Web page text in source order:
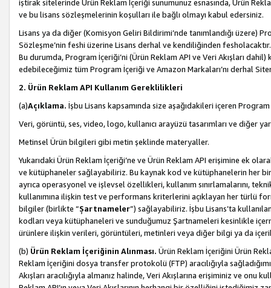
iştirak sitelerinde Ürün Reklam İçeriği sunumunuz esnasında, Ürün
ve bu lisans sözleşmelerinin koşulları ile bağlı olmayı kabul edersiniz.
Lisans ya da diğer (Komisyon Geliri Bildirimi’nde tanımlandığı üzere)
Sözleşme’nin feshi üzerine Lisans derhal ve kendiliğinden
Bu durumda, Program İçeriği’ni (Ürün Reklam API ve Veri Akışları
edebileceğimiz tüm Program İçeriği ve Amazon Markaları’nı derhal
2. Ürün Reklam API Kullanım Gereklilikleri
(a)Açıklama. İşbu Lisans kapsamında size aşağıdakileri içeren
Veri, görüntü, ses, video, logo, kullanıcı arayüzü tasarımları ve diğer
Metinsel Ürün bilgileri gibi metin şeklinde materyaller.
Yukarıdaki Ürün Reklam İçeriği’ne ve Ürün Reklam API erişimine ek
ve kütüphaneler sağlayabiliriz. Bu kaynak kod ve kütüphanelerin her
ayrıca operasyonel ve işlevsel özellikleri, kullanım sınırlamalarını,
kullanımına ilişkin test ve performans kriterlerini açıklayan her türlü
bilgiler (birlikte “Şartnameler”) sağlayabiliriz. İşbu Lisans’ta
kodları veya kütüphaneleri ve sunduğumuz Şartnameleri kesinlikle
ürünlere ilişkin verileri, görüntüleri, metinleri veya diğer bilgi ya da
(b) Ürün Reklam İçeriğinin Alınması. Ürün Reklam İçeriğini Ürün
Reklam İçeriğini dosya transfer protokolü (FTP) aracılığıyla
Akışları aracılığıyla almanız halinde, Veri Akışlarına erişiminiz ve onu